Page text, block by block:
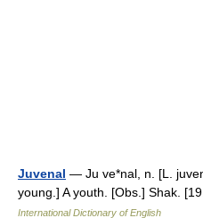
Juvenal — Ju ve*nal, n. [L.
young.] A youth. [Obs.] Shak.
International Dictionary of English